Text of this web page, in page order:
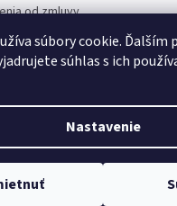
súbory cookie. Ďalším
súhlas s ich
Nastavenie
od zmluvy
2026hrac.sk. Všetky práva